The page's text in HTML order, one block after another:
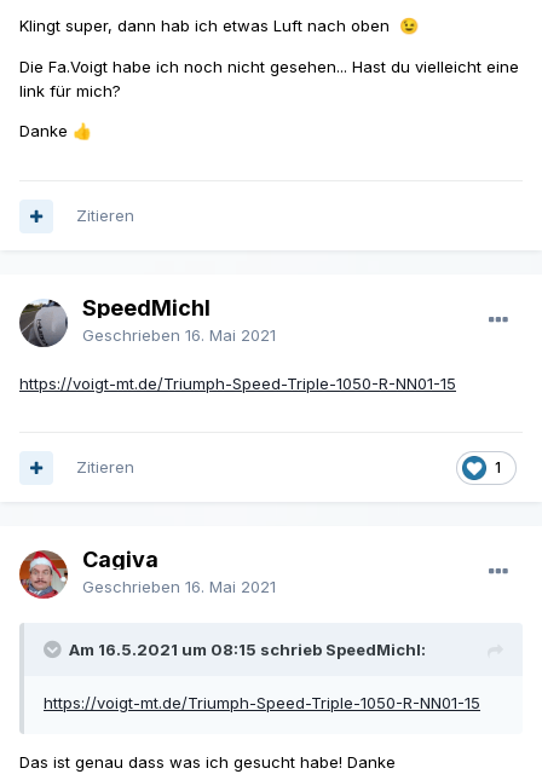
Klingt super, dann hab ich etwas Luft nach oben 😉
Die Fa.Voigt habe ich noch nicht gesehen... Hast du vielleicht eine
link für mich?
Danke 👍
Zitieren
SpeedMichl
Geschrieben 16. Mai 2021
https://voigt-mt.de/Triumph-Speed-Triple-1050-R-NN01-15
1
Zitieren
Cagiva
Geschrieben 16. Mai 2021
Am 16.5.2021 um 08:15 schrieb SpeedMichl:
https://voigt-mt.de/Triumph-Speed-Triple-1050-R-NN01-15
Das ist genau dass was ich gesucht habe! Danke